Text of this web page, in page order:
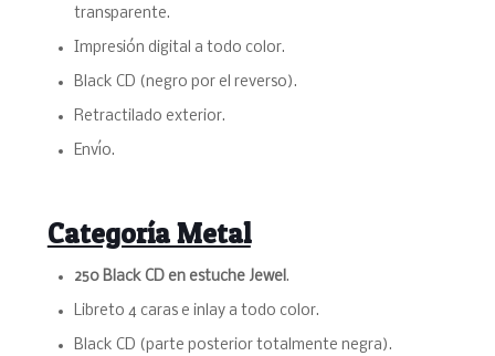
transparente.
Impresión digital a todo color.
Black CD (negro por el reverso).
Retractilado exterior.
Envío.
Categoría Metal
250 Black CD en estuche Jewel .
Libreto 4 caras e inlay a todo color.
Black CD (parte posterior totalmente negra).